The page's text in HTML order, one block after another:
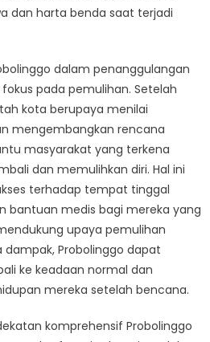
dan harta benda saat terjadi
dalam penanggulangan
pada pemulihan. Setelah
kota berupaya menilai
mengembangkan rencana
masyarakat yang terkena
dan memulihkan diri. Hal ini
terhadap tempat tinggal
bantuan medis bagi mereka yang
upaya pemulihan
Probolinggo dapat
ke keadaan normal dan
mereka setelah bencana.
komprehensif Probolinggo